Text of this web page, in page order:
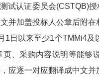
试认证委员会(CSTQB)
并加盖投标人公章后附在
1日以来至少1个TMMi4
、采购内容说明等能
应逐一对应翻译成中文并